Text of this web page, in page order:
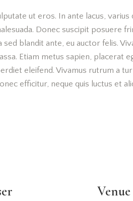
ut eros. In ante lacus,
Donec suscipit posuere
blandit ante, eu auctor felis.
Etiam metus sapien, placerat
eleifend. Vivamus rutrum a
efficitur, neque quis luctus et
Venue